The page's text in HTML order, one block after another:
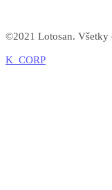
©2021 Lotosan. Všetky
K_CORP